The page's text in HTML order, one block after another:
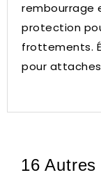
rembourrage
protection
frottements.
pour
16